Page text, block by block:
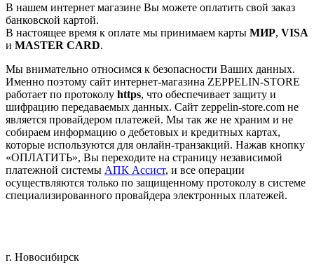
В нашем интернет магазине Вы можете оплатить свой заказ
банковской картой.
В настоящее время к оплате мы принимаем карты МИР, VISA
и MASTER CARD.
Мы внимательно относимся к безопасности Ваших данных.
Именно поэтому сайт интернет-магазина ZEPPELIN-STORE
работает по протоколу https, что обеспечивает защиту и
шифрацию передаваемых данных. Сайт zeppelin-store.com не
является провайдером платежей. Мы так же не храним и не
собираем информацию о дебетовых и кредитных картах,
которые используются для онлайн-транзакций. Нажав кнопку
«ОПЛАТИТЬ», Вы переходите на страницу независимой
платежной системы АПК Ассист, и все операции
осуществляются только по защищенному протоколу в системе
специализированного провайдера электронных платежей.
г. Новосибирск